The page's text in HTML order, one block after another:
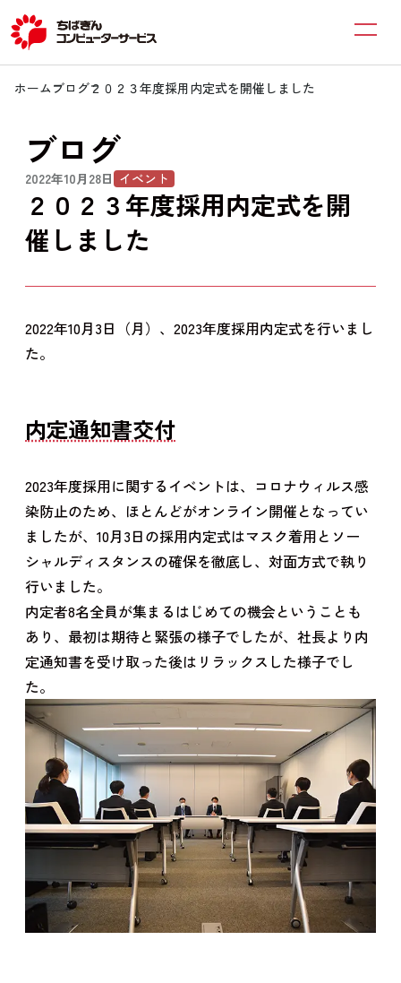
ホームブログ２０２３年度採用内定式を開催しました
ブログ
2022年10月28日 イベント
２０２３年度採用内定式を開
催しました
2022年10月3日（月）、2023年度採用内定式を行いまし
た。
内定通知書交付
2023年度採用に関するイベントは、コロナウィルス感
染防止のため、ほとんどがオンライン開催となってい
ましたが、10月3日の採用内定式はマスク着用とソー
シャルディスタンスの確保を徹底し、対面方式で執り
行いました。
内定者8名全員が集まるはじめての機会ということも
あり、最初は期待と緊張の様子でしたが、社長より内
定通知書を受け取った後はリラックスした様子でし
た。